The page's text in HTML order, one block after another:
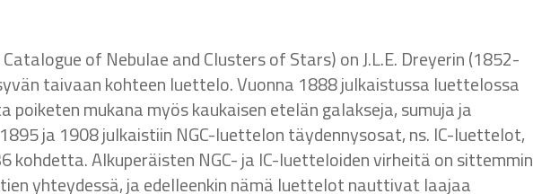
Catalogue of Nebulae and Clusters of Stars) on J.L.E. Dreyerin (1852-
taivaan kohteen luettelo. Vuonna 1888 julkaistussa luettelossa
poiketen mukana myös kaukaisen etelän galakseja, sumuja ja
ja 1908 julkaistiin NGC-luettelon täydennysosat, ns. IC-luettelot,
kohdetta. Alkuperäisten NGC- ja IC-luetteloiden virheitä on sittemmin
yhteydessä, ja edelleenkin nämä luettelot nauttivat laajaa